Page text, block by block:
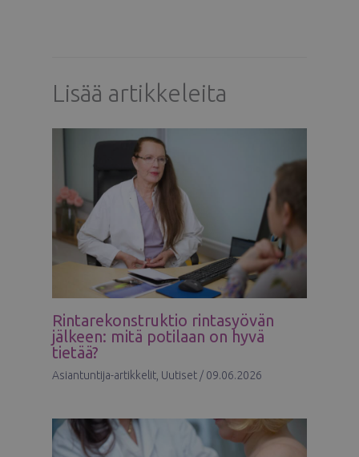
Lisää artikkeleita
Rintarekonstruktio rintasyövän
jälkeen: mitä potilaan on hyvä
tietää?
Asiantuntija-artikkelit, Uutiset / 09.06.2026